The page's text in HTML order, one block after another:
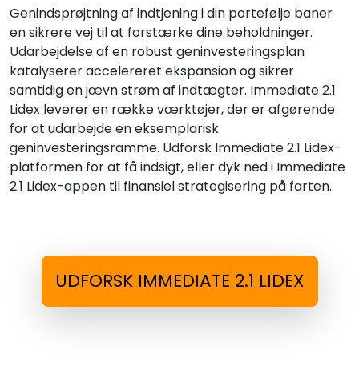
Genindsprøjtning af indtjening i din portefølje baner
en sikrere vej til at forstærke dine beholdninger.
Udarbejdelse af en robust geninvesteringsplan
katalyserer accelereret ekspansion og sikrer
samtidig en jævn strøm af indtægter. Immediate 2.1
Lidex leverer en række værktøjer, der er afgørende
for at udarbejde en eksemplarisk
geninvesteringsramme. Udforsk Immediate 2.1 Lidex-
platformen for at få indsigt, eller dyk ned i Immediate
2.1 Lidex-appen til finansiel strategisering på farten.
UDFORSK IMMEDIATE 2.1 LIDEX